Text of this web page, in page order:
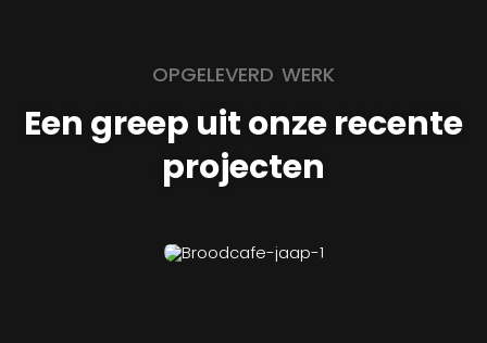
OPGELEVERD WERK
Een greep uit onze recente
projecten